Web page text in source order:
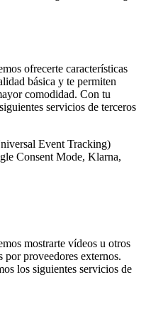
ofrecerte características
básica y te permiten
comodidad. Con tu
servicios de terceros
Event Tracking)
Consent Mode, Klarna,
mostrarte vídeos u otros
proveedores externos.
los siguientes servicios de